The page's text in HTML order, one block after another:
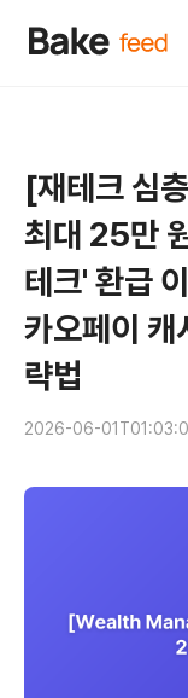
[재테크 심
최대 25만
테크' 환급
카오페이 캐
략법
2026-06-